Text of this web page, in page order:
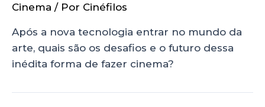
Cinema / Por Cinéfilos
Após a nova tecnologia entrar no mundo da
arte, quais são os desafios e o futuro dessa
inédita forma de fazer cinema?